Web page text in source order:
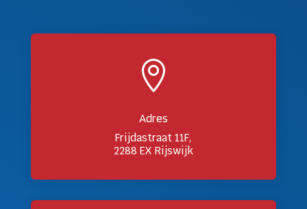

Adres
Frijdastraat 11F,
2288 EX Rijswijk